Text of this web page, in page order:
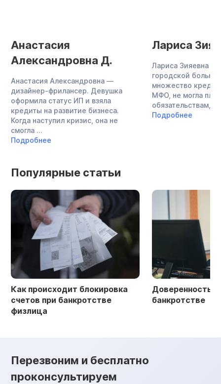
Анастасия
Александровна Д.
Анастасия Александровна —
дизайнер-фрилансер. Девушка
оформила статус ИП и взяла
кредиты на развитие бизнеса.
Когда наступил кризис, она не
смогла ...
Подробнее
Лариса
Лариса Зияевна —
городской
множество
МФО, не могла
обязательствам,
Подробнее
Популярные статьи
Как происходит блокировка
счетов при банкротстве
физлица
Доверенность
банкротстве
Перезвоним и бесплатно
проконсультируем